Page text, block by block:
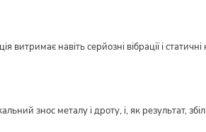
навіть серйозні вібрації і
знос металу і дроту, і, як результат,